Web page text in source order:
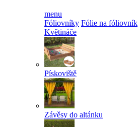
menu
Fóliovníky Fólie na fóliovník
Květináče
Pískoviště
Závěsy do altánku